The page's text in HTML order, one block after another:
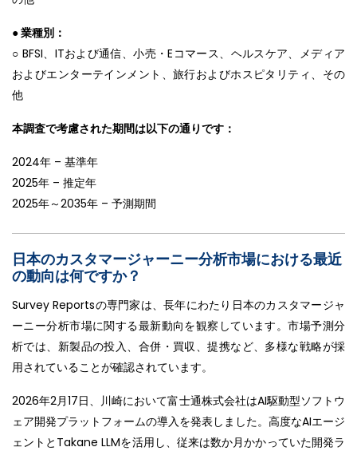
● 業種別：
○ BFSI、ITおよび通信、小売・Eコマース、ヘルスケア、メディア
およびエンターテインメント、旅行およびホスピタリティ、その
他
本調査で考慮された期間は以下の通りです：
2024年 – 基準年
2025年 – 推定年
2025年～2035年 – 予測期間
日本のカスタマージャーニー分析市場における最近
の動向は何ですか？
Survey Reportsの専門家は、長年にわたり日本のカスタマージャ
ーニー分析市場に関する最新動向を観察しています。市場予測分
析では、新製品の投入、合併・買収、提携など、多様な戦略が採
用されていることが確認されています。
2026年2月17日、川崎において富士通株式会社はAI駆動型ソフトウ
ェア開発プラットフォームの導入を発表しました。高度なAIエージ
ェントとTakane LLMを活用し、従来は数か月かかっていた開発ラ